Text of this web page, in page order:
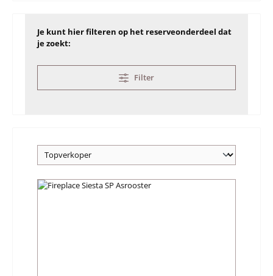
Je kunt hier filteren op het reserveonderdeel dat
je zoekt:
Filter